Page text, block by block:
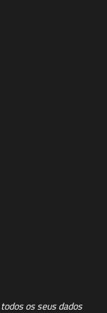
os seus dados